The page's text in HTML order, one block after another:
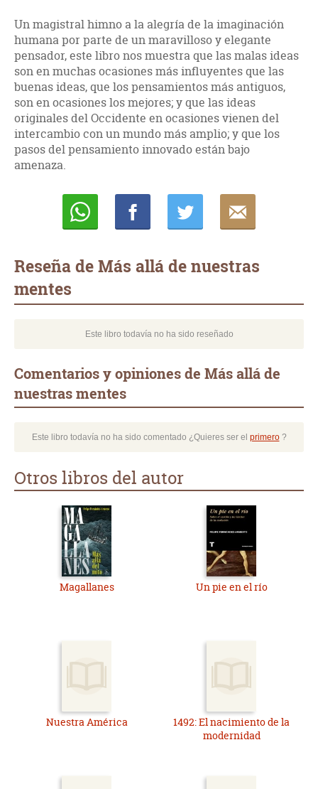
Un magistral himno a la alegría de la imaginación
humana por parte de un maravilloso y elegante
pensador, este libro nos muestra que las malas ideas
son en muchas ocasiones más influyentes que las
buenas ideas, que los pensamientos más antiguos,
son en ocasiones los mejores; y que las ideas
originales del Occidente en ocasiones vienen del
intercambio con un mundo más amplio; y que los
pasos del pensamiento innovado están bajo
amenaza.
Reseña de Más allá de nuestras
mentes
Este libro todavía no ha sido reseñado
Comentarios y opiniones de Más allá de
nuestras mentes
Este libro todavía no ha sido comentado ¿Quieres ser el primero?
Otros libros del autor
Magallanes Un pie en el río
Nuestra América
1492: El nacimiento de la
modernidad